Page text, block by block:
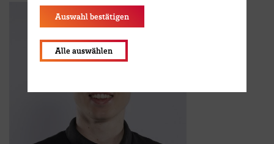
Auswahl bestätigen
Alle auswählen